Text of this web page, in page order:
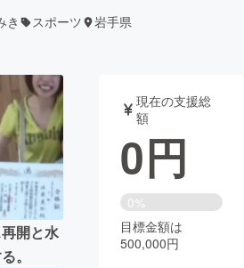
ト
募集終了が近いプ
ロジェクト
音楽
・ガジェット ゲーム・サ
書籍・雑誌
業 チャレンジ
き スポーツ 岩手県
開と水
。
現在の支援総
額
0円
0%
目標金額は
500,000円